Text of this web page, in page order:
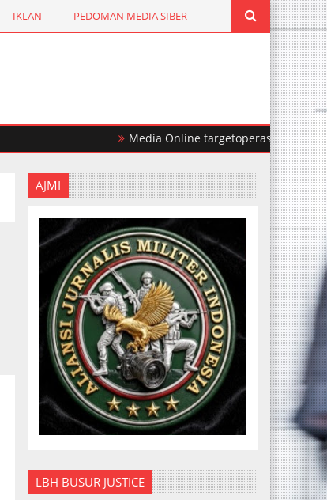
IKLAN PEDOMAN MEDIA SIBER
Media Online targetoperasi.com
AJMI
LBH BUSUR JUSTICE